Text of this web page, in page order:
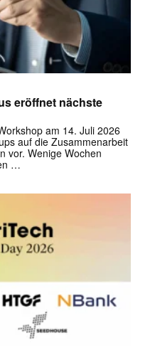
eröffnet nächste
am 14. Juli 2026
auf die Zusammenarbeit
vor. Wenige Wochen
…